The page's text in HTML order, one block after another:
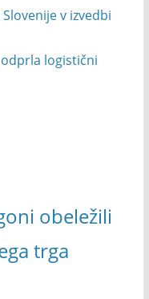
v izvedbi
logistični
obeležili
trga